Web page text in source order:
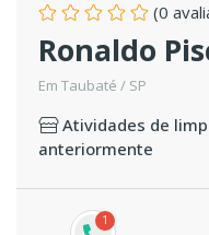
(0
Ronaldo
Em Taubaté / SP
Atividades de
anteriormente
1